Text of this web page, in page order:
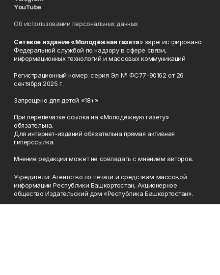
YouTube
Об использовании персональных данных
Сетевое издание «Молодёжная газета» зарегистрировано
Федеральной службой по надзору в сфере связи,
информационных технологий и массовых коммуникаций
Регистрационный номер: серия Эл № ФС77-90162 от 26
сентября 2025 г.
Запрещено для детей «18+»
При перепечатке ссылка на «Молодёжную газету»
обязательна.
Для интернет-изданий обязательна прямая активная
гиперссылка.
Мнение редакции может не совпадать с мнением авторов.
Учредители: Агентство по печати и средствам массовой
информации Республики Башкортостан, Акционерное
общество Издательский дом «Республика Башкортостан».